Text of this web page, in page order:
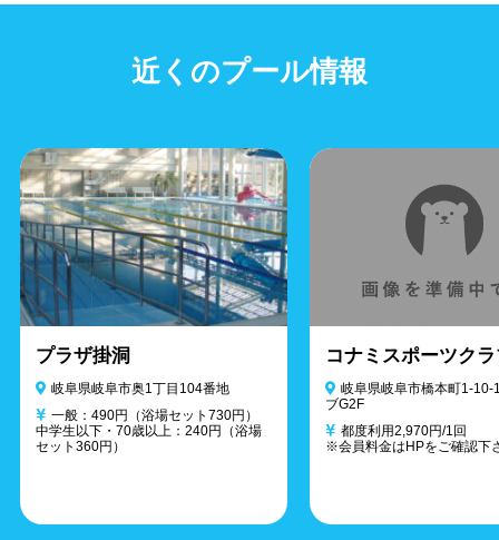
近くのプール情報
プラザ掛洞
岐阜県岐阜市奥1丁目104番地
一般：490円（浴場セット730円）
中学生以下・70歳以上：240円（浴場
セット360円）
コナミスポーツク
岐阜県岐阜市橋本町1-10-
ブG2F
都度利用2,970円/1回
※会員料金はHPをご確認下